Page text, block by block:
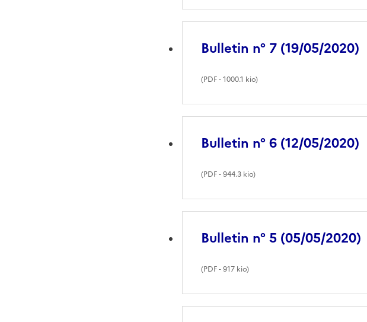
Bulletin n° 7 (19/05/2020)
(PDF- 1000.1 kio)
Bulletin n° 6 (12/05/2020)
(PDF- 944.3 kio)
Bulletin n° 5 (05/05/2020)
(PDF- 917 kio)